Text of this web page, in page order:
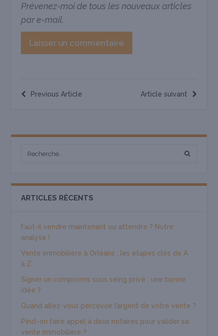
Prévenez-moi de tous les nouveaux articles
par e-mail.
Article suivant
Previous Article
ARTICLES RÉCENTS
Faut-il vendre maintenant ou attendre ? Notre
analyse !
Vente immobilière à Orléans : les étapes clés de A
à Z
Signer un compromis sous seing privé : une bonne
idée ?
Quand allez-vous percevoir l’argent de votre vente ?
Peut-on faire appel à deux notaires pour valider sa
vente immobilière ?